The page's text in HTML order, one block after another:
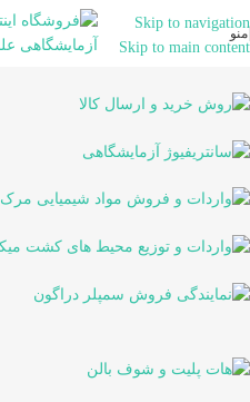
Skip to navigation
Skip to main content
منو